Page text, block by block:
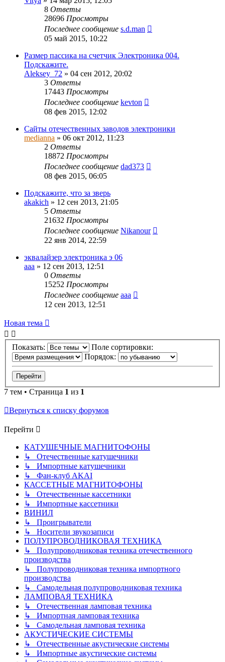
8 Ответы
28696 Просмотры
Последнее сообщение s.d.man
05 май 2015, 10:22
Размер пассика на счетчик Электроника 004.
Подскажите.
Aleksey_72 » 04 сен 2012, 20:02
3 Ответы
17443 Просмотры
Последнее сообщение kevton
08 фев 2015, 12:02
Сайты отечественных заводов электроники
medianna » 06 окт 2012, 11:23
2 Ответы
18872 Просмотры
Последнее сообщение dad373
08 фев 2015, 06:05
Подскажите, что за зверь
akakich » 12 сен 2013, 21:05
5 Ответы
21632 Просмотры
Последнее сообщение Nikanour
22 янв 2014, 22:59
эквалайзер электроника э 06
ааа » 12 сен 2013, 12:51
0 Ответы
15252 Просмотры
Последнее сообщение ааа
12 сен 2013, 12:51
Новая тема
Показать:
Поле сортировки:
Порядок:
7 тем • Страница 1 из 1
Вернуться к списку форумов
Перейти
КАТУШЕЧНЫЕ МАГНИТОФОНЫ
↳ Отечественные катушечники
↳ Импортные катушечники
↳ Фан-клуб AKAI
КАССЕТНЫЕ МАГНИТОФОНЫ
↳ Отечественные кассетники
↳ Импортные кассетники
ВИНИЛ
↳ Проигрыватели
↳ Носители звукозаписи
ПОЛУПРОВОДНИКОВАЯ ТЕХНИКА
↳ Полупроводниковая техника отечественного
производства
↳ Полупроводниковая техника импортного
производства
↳ Самодельная полупроводниковая техника
ЛАМПОВАЯ ТЕХНИКА
↳ Отечественная ламповая техника
↳ Импортная ламповая техника
↳ Самодельная ламповая техника
АКУСТИЧЕСКИЕ СИСТЕМЫ
↳ Отечественные акустические системы
↳ Импортные акустические системы